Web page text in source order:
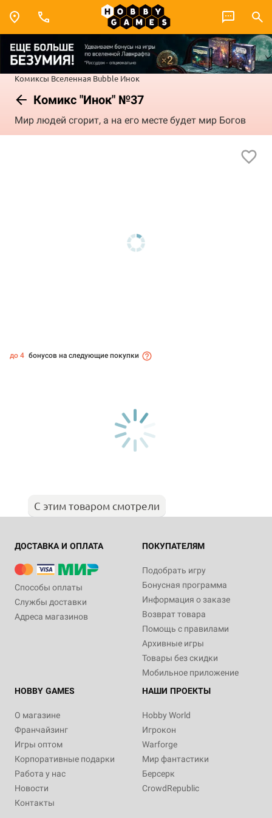
Комиксы Вселенная Bubble Инок
Комикс "Инок" №37
Мир людей сгорит, а на его месте будет мир Богов
до 4 бонусов на следующие покупки
С этим товаром смотрели
ДОСТАВКА И ОПЛАТА
Способы оплаты
Службы доставки
Адреса магазинов
ПОКУПАТЕЛЯМ
Подобрать игру
Бонусная программа
Информация о заказе
Возврат товара
Помощь с правилами
Архивные игры
Товары без скидки
Мобильное приложение
HOBBY GAMES
О магазине
Франчайзинг
Игры оптом
Корпоративные подарки
Работа у нас
Новости
Контакты
НАШИ ПРОЕКТЫ
Hobby World
Игрокон
Warforge
Мир фантастики
Берсерк
CrowdRepublic